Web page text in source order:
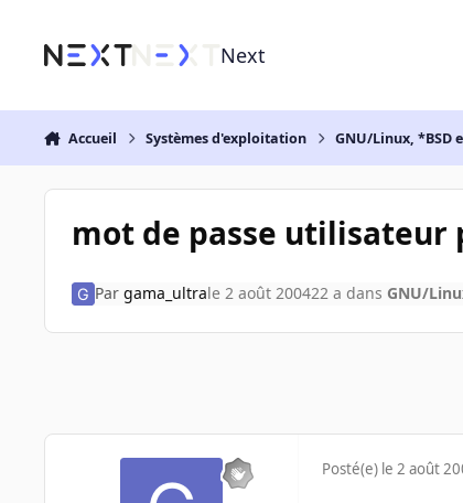
Next
Accueil Systèmes d'exploitation GNU/Linux, *BSD
mot de passe utilisateur
Par gama_ultrale 2 août 200422 a dans GNU/
Posté(e) le 2 août